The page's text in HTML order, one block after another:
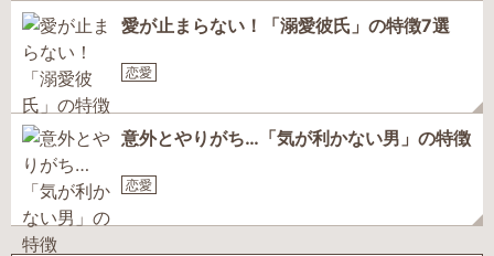
愛が止まらない！「溺愛彼氏」の特徴7選
恋愛
意外とやりがち…「気が利かない男」の特徴
恋愛